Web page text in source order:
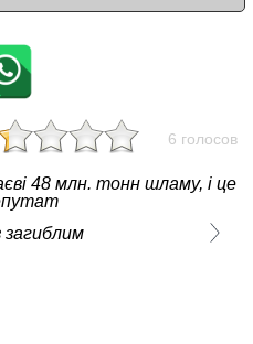
6 голосов
48 млн. тонн шламу, і це
загиблим